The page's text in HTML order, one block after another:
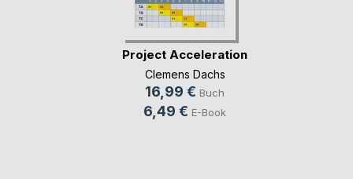
Project Acceleration
Clemens Dachs
16,99 € Buch
6,49 € E-Book